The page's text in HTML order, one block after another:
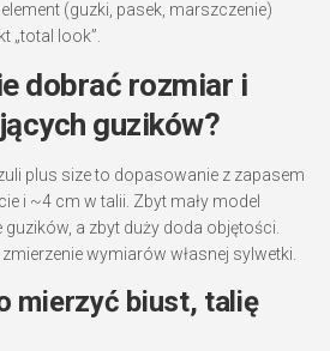
(guzki, pasek, marszczenie)
„total look”.
dobrać rozmiar i
guzików?
plus size to dopasowanie z zapasem
i ~4 cm w talii. Zbyt mały model
a zbyt duży doda objętości.
wymiarów własnej sylwetki.
mierzyć biust, talię